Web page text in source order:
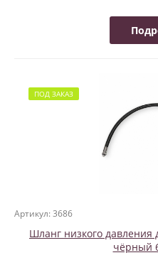
ПОД ЗАКАЗ
Артикул: 3686
Шланг низкого давления
чёрный